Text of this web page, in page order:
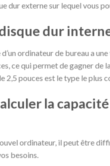
dur externe sur lequel vous
disque dur
ordinateur de bureau a
ce qui permet de gagner
2,5 pouces est le type le plus
la
ordinateur, il peut être
besoins.